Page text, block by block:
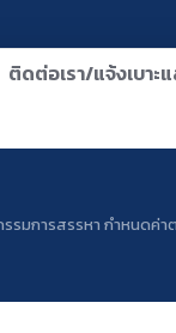
ติดต่อเรา/แจ้งเบาะ
รมการสรรหา กำหนดค่